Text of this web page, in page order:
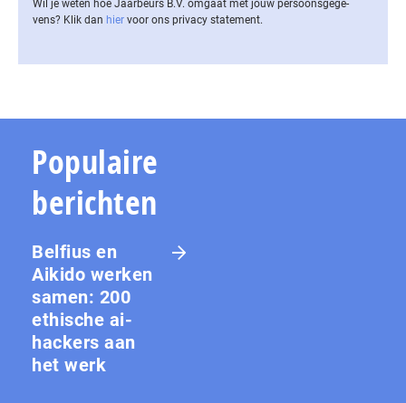
Wil je weten hoe Jaarbeurs B.V. omgaat met jouw per­soons­ge­ge­
vens? Klik dan hier voor ons privacy statement.
Populaire
berichten
Belfius en
Aikido werken
samen: 200
ethische ai-
hackers aan
het werk